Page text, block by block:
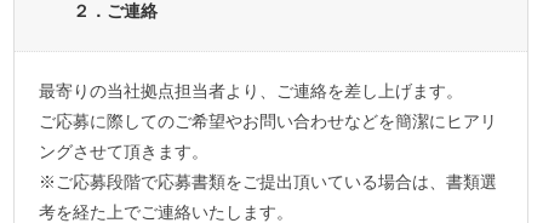
２．ご連絡
最寄りの当社拠点担当者より、ご連絡を差し上げます。
ご応募に際してのご希望やお問い合わせなどを簡潔にヒアリ
ングさせて頂きます。
※ご応募段階で応募書類をご提出頂いている場合は、書類選
考を経た上でご連絡いたします。